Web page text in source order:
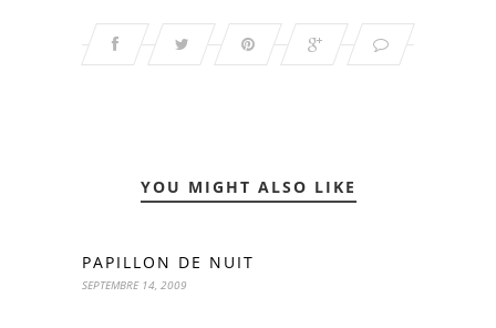
YOU MIGHT ALSO LIKE
PAPILLON DE NUIT
SEPTEMBRE 14, 2009